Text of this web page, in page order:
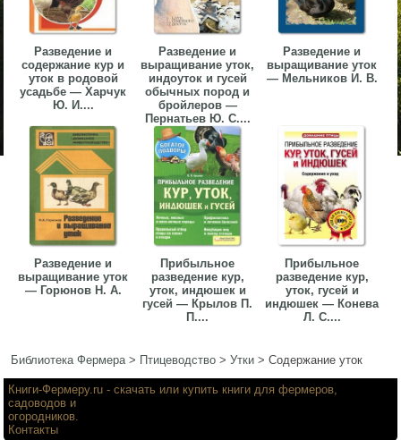
Разведение и
содержание кур и
уток в родовой
усадьбе — Харчук
Ю. И....
Разведение и
выращивание уток,
индоуток и гусей
обычных пород и
бройлеров —
Пернатьев Ю. С....
Разведение и
выращивание уток
— Мельников И. В.
Разведение и
выращивание уток
— Горюнов Н. А.
Прибыльное
разведение кур,
уток, индюшек и
гусей — Крылов П.
П....
Прибыльное
разведение кур,
уток, гусей и
индюшек — Конева
Л. С....
Библиотека Фермера> Птицеводство >Утки >Содержание уток
Книги-Фермеру.ru - скачать или купить книги для фермеров,
садоводов и
огородников.
Контакты